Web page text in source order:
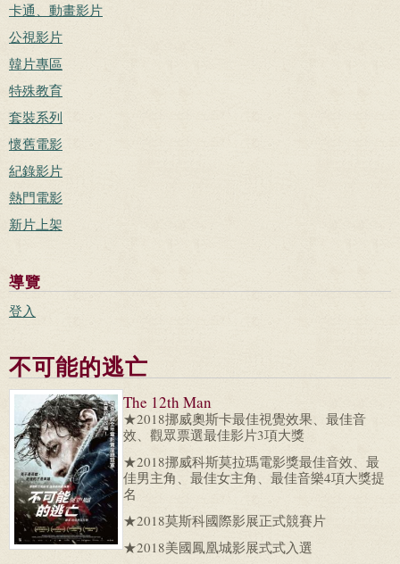
卡通、動畫影片
公視影片
韓片專區
特殊教育
套裝系列
懷舊電影
紀錄影片
熱門電影
新片上架
導覽
登入
不可能的逃亡
The 12th Man
★2018挪威奧斯卡最佳視覺效果、最佳音
效、觀眾票選最佳影片3項大獎
★2018挪威科斯莫拉瑪電影獎最佳音效、最
佳男主角、最佳女主角、最佳音樂4項大獎提
名
★2018莫斯科國際影展正式競賽片
★2018美國鳳凰城影展式式入選